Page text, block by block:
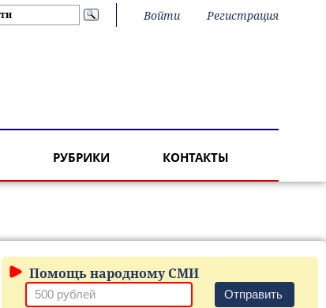
Войти Регистрация
РУБРИКИ КОНТАКТЫ
Помощь народному СМИ
Отправить